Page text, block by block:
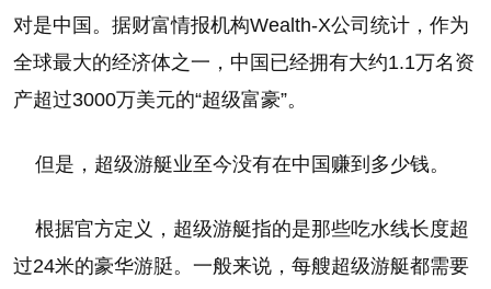
对是中国。据财富情报机构Wealth-X公司统计，作为
全球最大的经济体之一，中国已经拥有大约1.1万名资
产超过3000万美元的“超级富豪”。
但是，超级游艇业至今没有在中国赚到多少钱。
根据官方定义，超级游艇指的是那些吃水线长度超
过24米的豪华游脡。一般来说，每艘超级游艇都需要